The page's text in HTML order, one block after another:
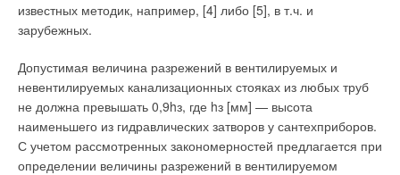
известных методик, например, [4] либо [5], в т.ч. и
зарубежных.
Допустимая величина разрежений в вентилируемых и
невентилируемых канализационных стояках из любых труб
не должна превышать 0,9hз, где hз [мм] — высота
наименьшего из гидравлических затворов у сантехприборов.
С учетом рассмотренных закономерностей предлагается при
определении величины разрежений в вентилируемом